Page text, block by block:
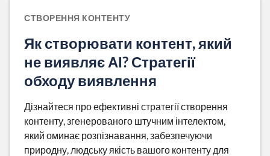
СТВОРЕННЯ КОНТЕНТУ
Як створювати контент, який
не виявляє АІ? Стратегії
обходу виявлення
Дізнайтеся про ефективні стратегії створення
контенту, згенерованого штучним інтелектом,
який оминає розпізнавання, забезпечуючи
природну, людську якість вашого контенту для